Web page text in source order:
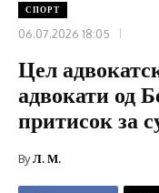
СПОРТ
06.07.2026 18:05
Цел
адвокати од
притисок за
ByЛ. М.